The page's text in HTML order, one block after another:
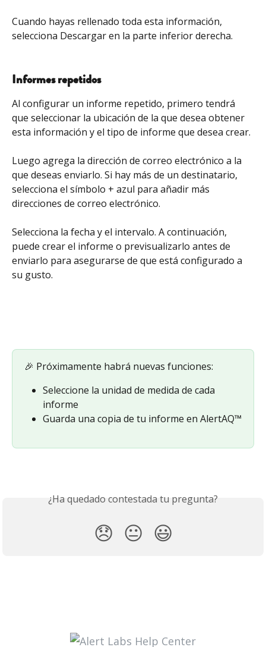
Cuando hayas rellenado toda esta información,
selecciona Descargar en la parte inferior derecha.
Informes repetidos
Al configurar un informe repetido, primero tendrá
que seleccionar la ubicación de la que desea obtener
esta información y el tipo de informe que desea crear.
Luego agrega la dirección de correo electrónico a la
que deseas enviarlo. Si hay más de un destinatario,
selecciona el símbolo + azul para añadir más
direcciones de correo electrónico.
Selecciona la fecha y el intervalo. A continuación,
puede crear el informe o previsualizarlo antes de
enviarlo para asegurarse de que está configurado a
su gusto.
🎉 Próximamente habrá nuevas funciones:
Seleccione la unidad de medida de cada
informe
Guarda una copia de tu informe en AlertAQ™
¿Ha quedado contestada tu pregunta?
😞 😐 😃